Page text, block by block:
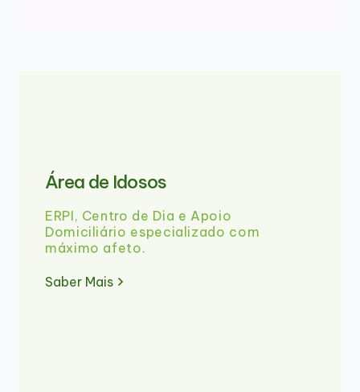
Área de Idosos
ERPI, Centro de Dia e Apoio
Domiciliário especializado com
máximo afeto.
Saber Mais